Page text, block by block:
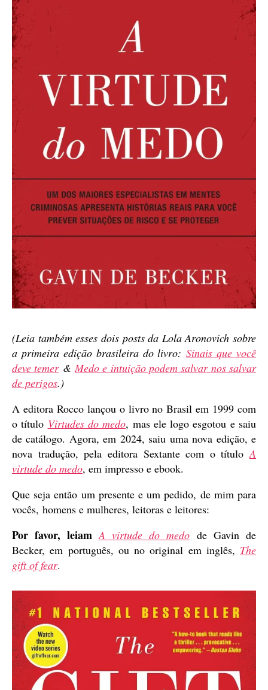
(Leia também esses dois posts da Lola Aronovich sobre
a primeira edição brasileira do livro:Sinais que você
deve temer&Medo e intuição podem salvar nos salvar
de perigos.)
A editora Rocco lançou o livro no Brasil em 1999 com
o título Virtudes do medo, mas ele logo esgotou e saiu
de catálogo. Agora, em 2024, saiu uma nova edição, e
nova tradução, pela editora Sextante com o títuloA
virtude do medo, em impresso e ebook.
Que seja então um presente e um pedido, de mim para
vocês, homens e mulheres, leitoras e leitores:
Por favor, leiamA virtude do medo de Gavin de
Becker, em português, ou no original em inglês, The
gift of fear.